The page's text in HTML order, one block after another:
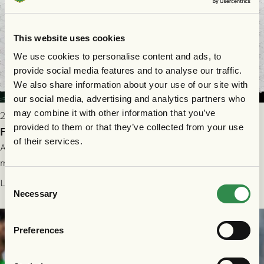
This website uses cookies
We use cookies to personalise content and ads, to
provide social media features and to analyse our traffic.
We also share information about your use of our site with
our social media, advertising and analytics partners who
may combine it with other information that you’ve
provided to them or that they’ve collected from your use
of their services.
Selection
Necessary
Preferences
2026-07-28 17:36
FC Nordsjælland borta: Biljettuthämtning
All information om hur du byter ditt värdebevis mot
matchbiljett på plats i Danmark, samt vad som gäller för dig
som står på reservlista eller fått förhinder.
Läs mer